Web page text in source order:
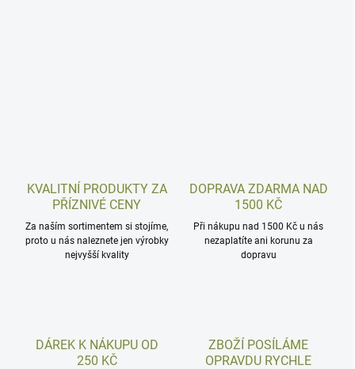
KVALITNÍ PRODUKTY ZA
PŘÍZNIVÉ CENY
Za naším sortimentem si stojíme,
proto u nás naleznete jen výrobky
nejvyšší kvality
DOPRAVA ZDARMA NAD
1500 KČ
Při nákupu nad 1500 Kč u nás
nezaplatíte ani korunu za
dopravu
DÁREK K NÁKUPU OD
250 KČ
ZBOŽÍ POSÍLÁME
OPRAVDU RYCHLE